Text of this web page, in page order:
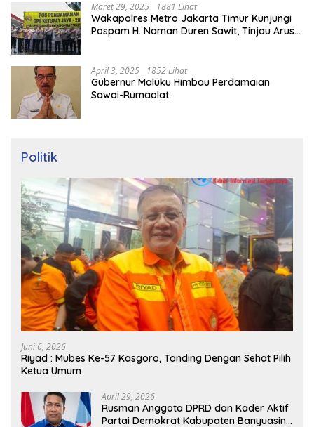
Maret 29, 2025 1881 Lihat
Wakapolres Metro Jakarta Timur Kunjungi
Pospam H. Naman Duren Sawit, Tinjau Arus
April 3, 2025 1852 Lihat
Gubernur Maluku Himbau Perdamaian
Sawai-Rumaolat
Politik
Juni 6, 2026
Riyad : Mubes Ke-57 Kasgoro, Tanding Dengan Sehat Pilih
Ketua Umum
April 29, 2026
Rusman Anggota DPRD dan Kader Aktif
Partai Demokrat Kabupaten Banyuasin